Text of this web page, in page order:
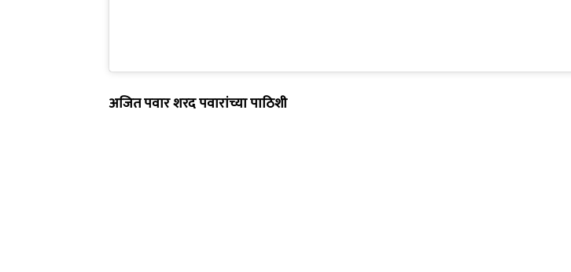
अजित पवार शरद पवारांच्या पाठिशी